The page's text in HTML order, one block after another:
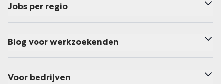
Jobs per regio
Blog voor werkzoekenden
Voor bedrijven